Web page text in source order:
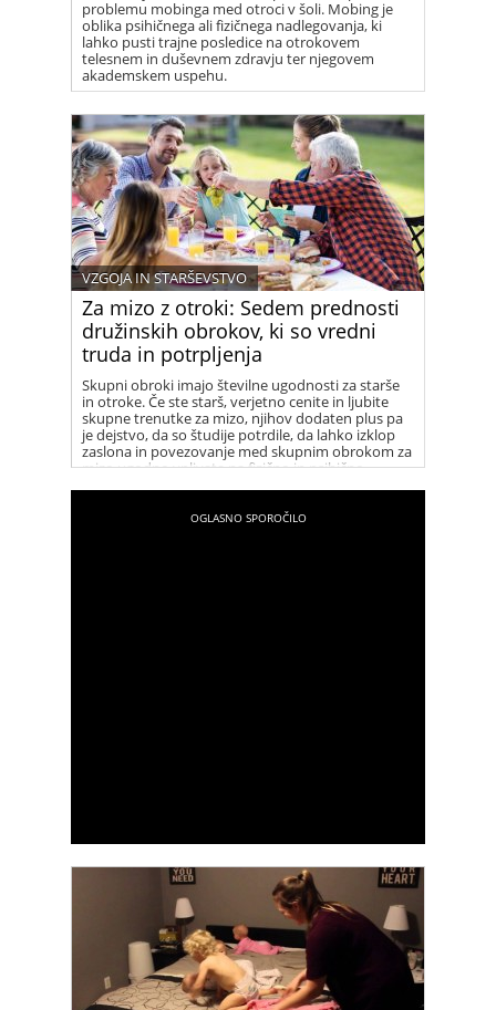
problemu mobinga med otroci v šoli. Mobing je
oblika psihičnega ali fizičnega nadlegovanja, ki
lahko pusti trajne posledice na otrokovem
telesnem in duševnem zdravju ter njegovem
akademskem uspehu.
Za mizo z otroki: Sedem prednosti
družinskih obrokov, ki so vredni
truda in potrpljenja
VZGOJA IN STARŠEVSTVO
Skupni obroki imajo številne ugodnosti za starše
in otroke. Če ste starš, verjetno cenite in ljubite
skupne trenutke za mizo, njihov dodaten plus pa
je dejstvo, da so študije potrdile, da lahko izklop
zaslona in povezovanje med skupnim obrokom za
mizo ugodno vplivata na fizično in psihično